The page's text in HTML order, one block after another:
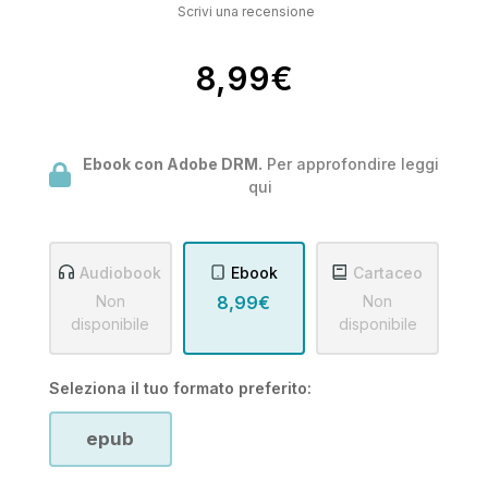
Scrivi una recensione
8,99€
Ebook con Adobe DRM. Per approfondire leggi
qui
Audiobook
Non
disponibile
Ebook
8,99€
Cartaceo
Non
disponibile
Seleziona il tuo formato preferito:
epub